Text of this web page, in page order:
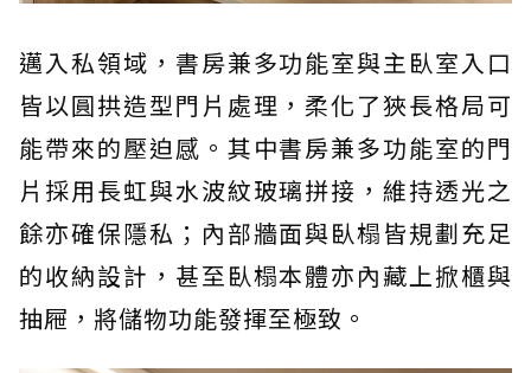
邁入私領域，書房兼多功能室與主臥室入口
皆以圓拱造型門片處理，柔化了狹長格局可
能帶來的壓迫感。其中書房兼多功能室的門
片採用長虹與水波紋玻璃拼接，維持透光之
餘亦確保隱私；內部牆面與臥榻皆規劃充足
的收納設計，甚至臥榻本體亦內藏上掀櫃與
抽屜，將儲物功能發揮至極致。